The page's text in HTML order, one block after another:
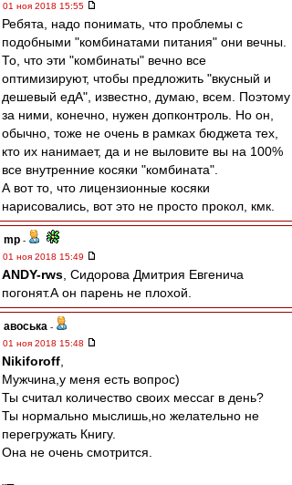
01 ноя 2018 15:55
Ребята, надо понимать, что проблемы с
подобными "комбинатами питания" они вечны.
То, что эти "комбинаты" вечно все
оптимизируют, чтобы предложить "вкусный и
дешевый едА", известно, думаю, всем. Поэтому
за ними, конечно, нужен допконтроль. Но он,
обычно, тоже не очень в рамках бюджета тех,
кто их нанимает, да и не выловите вы на 100%
все внутренние косяки "комбината".
А вот то, что лицензионные косяки
нарисовались, вот это не просто прокол, кмк.
mp -
01 ноя 2018 15:49
ANDY-rws , Сидорова Дмитрия Евгенича
погонят.А он парень не плохой.
авоська -
01 ноя 2018 15:48
Nikiforoff
Мужчина,у меня есть вопрос)
Ты считал количество своих мессаг в день?
Ты нормально мыслишь,но желательно не
перегружать Книгу.
Она не очень смотрится.